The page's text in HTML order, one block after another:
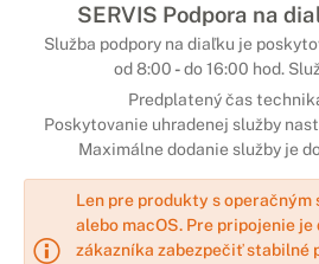
SERVIS Podpora na
Služba podpory na diaľku je
od 8:00 -do 16:00 hod.
Predplatený čas
Poskytovanie uhradenej služby
Maximálne dodanie služby je
Len pre produkty s operačným
alebo macOS. Pre pripojenie
zákazníka zabezpečiť stabilné